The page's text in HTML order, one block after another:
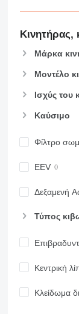
Κινητήρας,
Μάρκα
Μοντέλο
Ισχύς του
Καύσιμο
Φίλτρο
EEV
Δεξαμενή
Τύπος
Κεντρική
Κλείδωμα